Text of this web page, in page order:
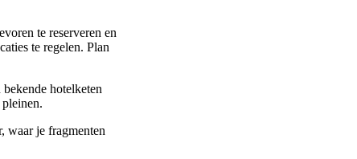
te reserveren en
te regelen. Plan
hotelketen
waar je fragmenten